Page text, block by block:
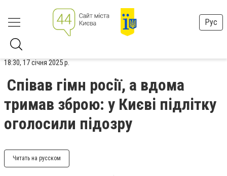
Рус
18:30, 17 січня 2025 р.
Співав гімн росії, а вдома
тримав зброю: у Києві підлітку
оголосили підозру
Читать на русском